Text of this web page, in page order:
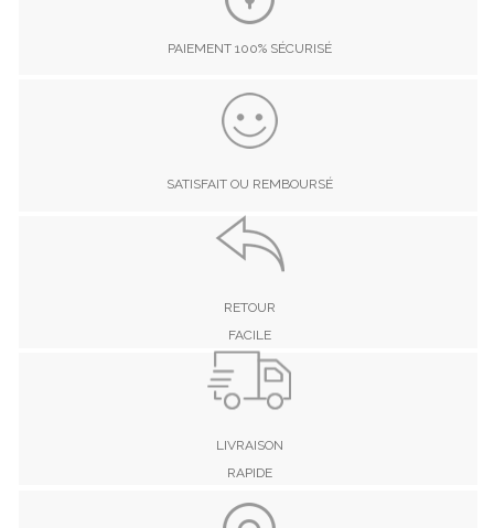
PAIEMENT 100% SÉCURISÉ
SATISFAIT OU REMBOURSÉ
RETOUR
FACILE
LIVRAISON
RAPIDE